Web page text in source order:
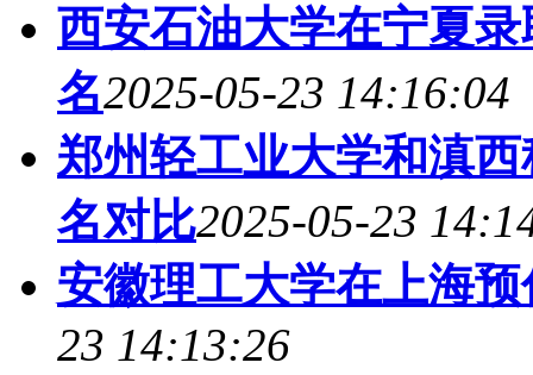
西安石油大学在宁夏
名2025-05-23 14:16:04
郑州轻工业大学和滇
名对比2025-05-23
安徽理工大学在上海
23 14:13:26